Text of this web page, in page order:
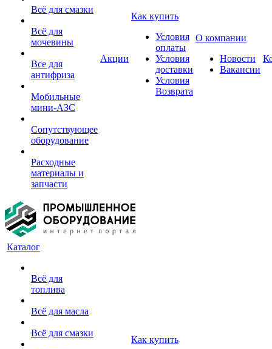
Всё для смазки
Всё для
мочевины
Все для
антифриза
Мобильные
мини-АЗС
Сопутствующее
оборудование
Расходные
материалы и
запчасти
Акции
Как купить
Условия
оплаты
Условия
доставки
Условия
Возврата
О компании
Новости
Вакансии
Каталог
Всё для
топлива
Всё для масла
Всё для смазки
Как купить